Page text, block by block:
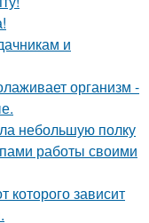
и
организм -
небольшую полку
работы своими
зависит